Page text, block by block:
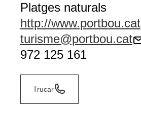
Platges naturals
http://www.portbou.cat
turisme@portbou.cat
972 125 161
Trucar